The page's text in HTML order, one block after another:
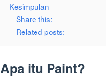
Kesimpulan
Share this:
Related posts:
Apa itu Paint?